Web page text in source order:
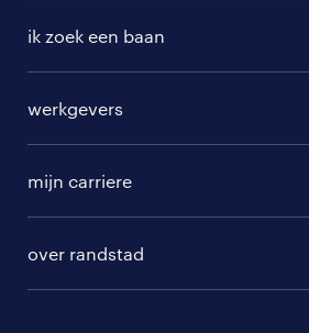
helemaal klaargestoomd wordt
ik zoek een baan
randstad professional
werkgevers
hr-diensten
mijn carriere
over randstad